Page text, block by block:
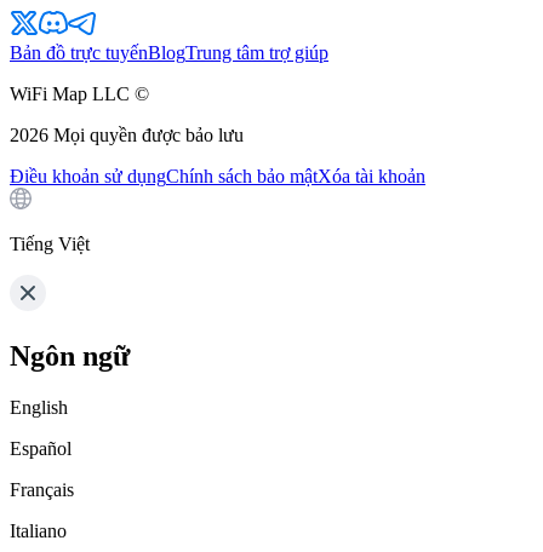
Bản đồ trực tuyếnBlogTrung tâm trợ giúp
WiFi Map LLC ©
2026 Mọi quyền được bảo lưu
Điều khoản sử dụngChính sách bảo mậtXóa tài khoản
Tiếng Việt
Ngôn ngữ
English
Español
Français
Italiano